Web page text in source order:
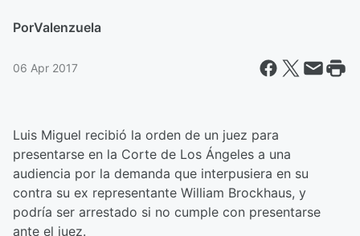
PorValenzuela
06 Apr 2017
Luis Miguel recibió la orden de un juez para
presentarse en la Corte de Los Ángeles a una
audiencia por la demanda que interpusiera en su
contra su ex representante William Brockhaus, y
podría ser arrestado si no cumple con presentarse
ante el juez.